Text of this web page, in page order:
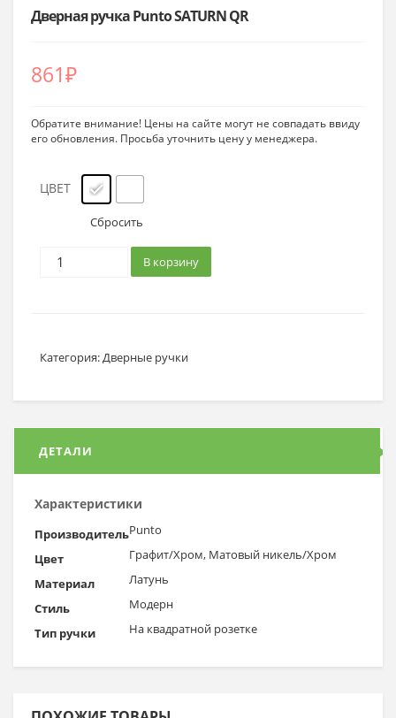
Дверная ручка Punto SATURN QR
861₽
Обратите внимание! Цены на сайте могут не совпадать ввиду
его обновления. Просьба уточнить цену у менеджера.
ЦВЕТ
Сбросить
В корзину
Категория: Дверные ручки
ДЕТАЛИ
Характеристики
ПроизводительPunto
Цвет
Графит/Хром, Матовый никель/Хром
Материал
Латунь
Стиль
Модерн
Тип ручки
На квадратной розетке